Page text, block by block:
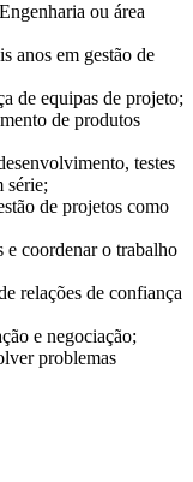
ou área
anos em gestão de
de equipas de projeto;
de produtos
testes
série;
de projetos como
e coordenar o trabalho
relações de confiança
e negociação;
problemas